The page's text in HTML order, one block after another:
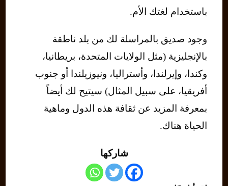
باستخدام لغتك الأم.
وجود صديق بالمراسلة لك من بلد ناطقة
بالإنجليزية (مثل الولايات المتحدة، بريطانيا،
وكندا، وإيرلندا، وأستراليا، ونيوزيلندا أو جنوب
أفريقيا، على سبيل المثال) سيتيح لك أيضاً
بمعرفة المزيد عن ثقافة هذه الدول وماهية
الحياة هناك.
شاركها